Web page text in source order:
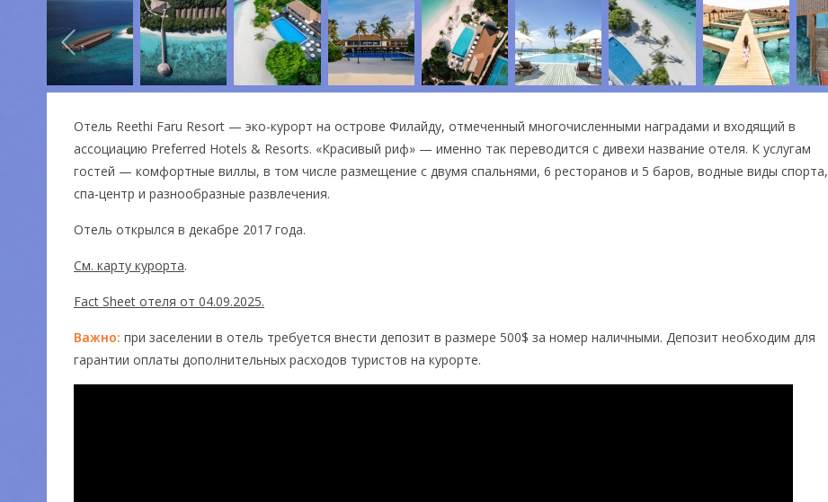
Отель Reethi Faru Resort — эко-курорт на острове Филайду, отмеченный многочисленными наградами и входящий в
ассоциацию Preferred Hotels & Resorts. «Красивый риф» — именно так переводится с дивехи название отеля. К услугам
гостей — комфортные виллы, в том числе размещение с двумя спальнями, 6 ресторанов и 5 баров, водные виды спорта,
спа-центр и разнообразные развлечения.
Отель открылся в декабре 2017 года.
См. карту курорта.
Fact Sheet отеля от 04.09.2025.
Важно: при заселении в отель требуется внести депозит в размере 500$ за номер наличными. Депозит необходим для
гарантии оплаты дополнительных расходов туристов на курорте.